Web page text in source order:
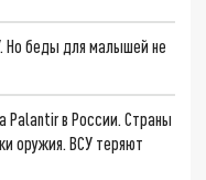
Но беды для малышей не
Palantir в России. Страны
оружия. ВСУ теряют